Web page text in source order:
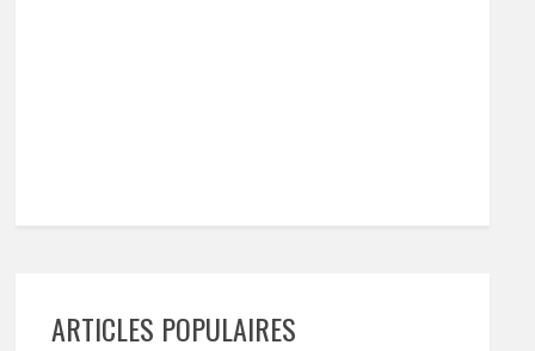
ARTICLES POPULAIRES